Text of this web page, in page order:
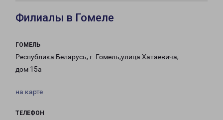
Филиалы в Гомеле
ГОМЕЛЬ
Республика Беларусь, г. Гомель,улица Хатаевича,
дом 15а
на карте
ТЕЛЕФОН